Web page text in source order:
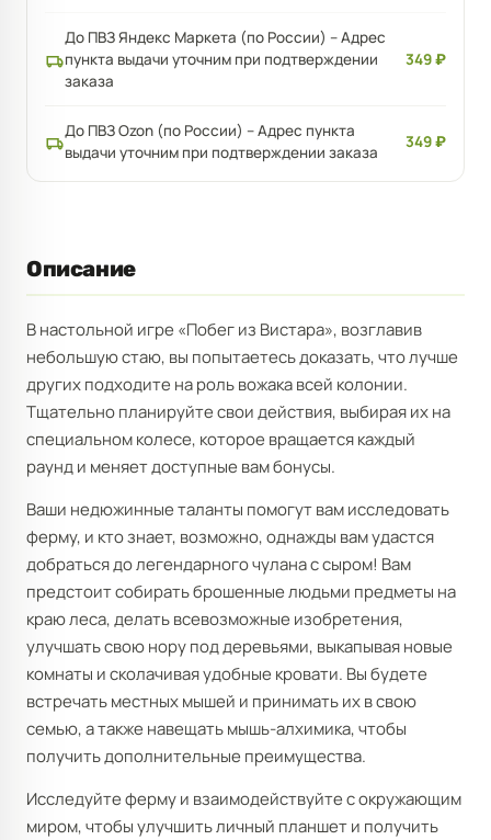
До ПВЗ Яндекс Маркета (по России) – Адрес
пункта выдачи уточним при подтверждении
заказа
349 ₽
До ПВЗ Ozon (по России) – Адрес пункта
выдачи уточним при подтверждении заказа
349 ₽
Описание
В настольной игре «Побег из Вистара», возглавив
небольшую стаю, вы попытаетесь доказать, что лучше
других подходите на роль вожака всей колонии.
Тщательно планируйте свои действия, выбирая их на
специальном колесе, которое вращается каждый
раунд и меняет доступные вам бонусы.
Ваши недюжинные таланты помогут вам исследовать
ферму, и кто знает, возможно, однажды вам удастся
добраться до легендарного чулана с сыром! Вам
предстоит собирать брошенные людьми предметы на
краю леса, делать всевозможные изобретения,
улучшать свою нору под деревьями, выкапывая новые
комнаты и сколачивая удобные кровати. Вы будете
встречать местных мышей и принимать их в свою
семью, а также навещать мышь-алхимика, чтобы
получить дополнительные преимущества.
Исследуйте ферму и взаимодействуйте с окружающим
миром, чтобы улучшить личный планшет и получить